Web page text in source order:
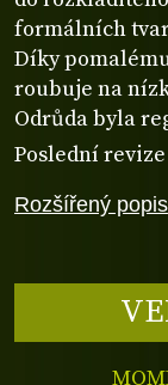
Rozšířený popis
formálních
Díky
roubuje na
Odrůda byla
Poslední revize